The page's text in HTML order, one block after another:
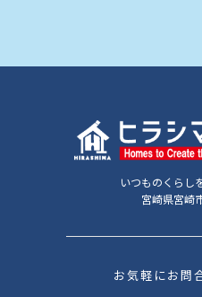
いつものくらし
宮崎県宮崎
お気軽にお問